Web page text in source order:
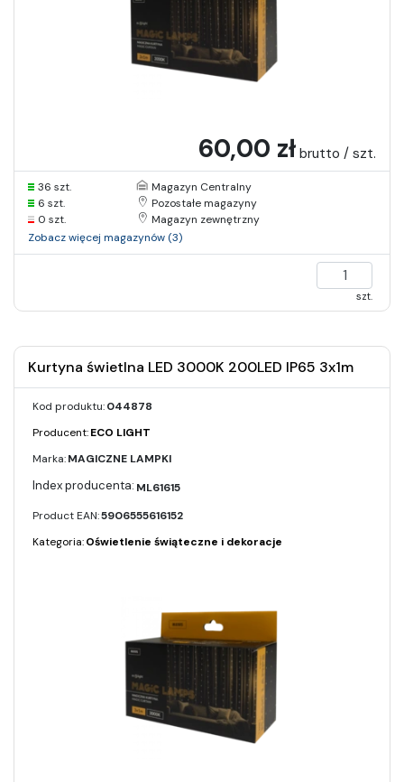
60,00 zł brutto / szt.
36 szt.
Magazyn Centralny
6 szt.
Pozostałe magazyny
0 szt.
Magazyn zewnętrzny
Zobacz więcej magazynów (3)
szt.
Kurtyna świetlna LED 3000K 200LED IP65 3x1m
Kod produktu:044878
Producent:ECO LIGHT
Marka:MAGICZNE LAMPKI
ML61615
Product EAN:5906555616152
Kategoria:Oświetlenie świąteczne i dekoracje